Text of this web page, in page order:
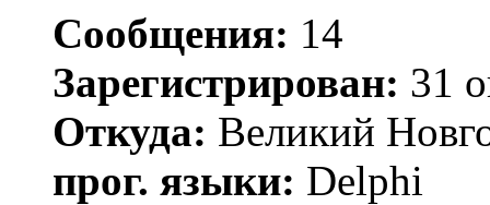
Сообщения: 14
Зарегистрирован: 31
Откуда: Великий
прог. языки: Delphi